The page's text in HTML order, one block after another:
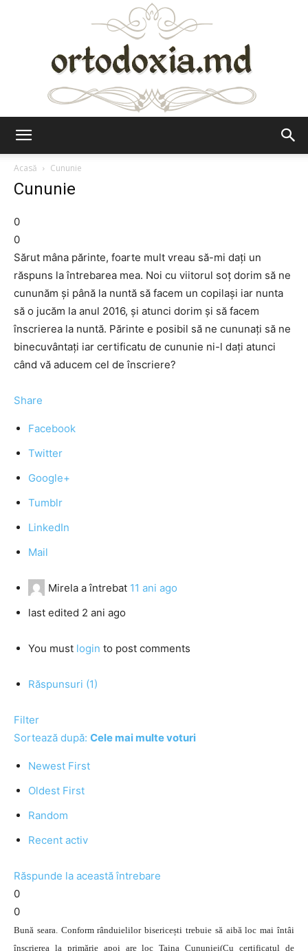
Acasă
Cununie
Cununie
0
0
Sărut mâna părinte, foarte mult vreau să-mi dați un
răspuns la întrebarea mea. Noi cu viitorul soț dorim să ne
cununăm și până la nuntă să facem un copilași iar nunta
să o jucăm la anul 2016, și atunci dorim și să facem
înscrierea la nuntă. Părinte e posibil să ne cununați să ne
binecuvântați iar certificatu de cununie ni-l dați atunci
când vă aducem cel de înscriere?
Share
Facebook
Twitter
Google+
Tumblr
LinkedIn
Mail
Mirela a întrebat 11 ani ago
last edited 2 ani ago
You must login to post comments
Răspunsuri (1)
Filter
Sortează după: Cele mai multe voturi
Newest First
Oldest First
Random
Recent activ
Răspunde la această întrebare
0
0
Bună seara. Conform rânduielilor bisericești trebuie să aibă loc mai întâi
înscrierea la primărie apoi are loc Taina Cununiei(Cu certificatul de